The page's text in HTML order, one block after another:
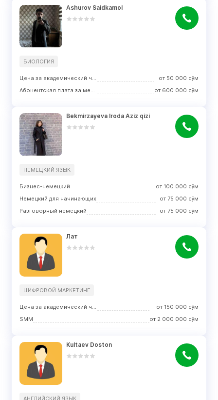
Ashurov Saidkamol
БИОЛОГИЯ
Цена за академический час занятий от 50 000 сўм
Абонентская плата за месяц
от 600 000 сўм
Bekmirzayeva Iroda Aziz qizi
НЕМЕЦКИЙ ЯЗЫК
Бизнес-немецкий от 100 000 сўм
Немецкий для начинающих
от 75 000 сўм
Разговорный немецкий
от 75 000 сўм
Лат
ЦИФРОВОЙ МАРКЕТИНГ
Цена за академический час занятий от 150 000 сўм
SMM
от 2 000 000 сўм
Kultaev Doston
АНГЛИЙСКИЙ ЯЗЫК